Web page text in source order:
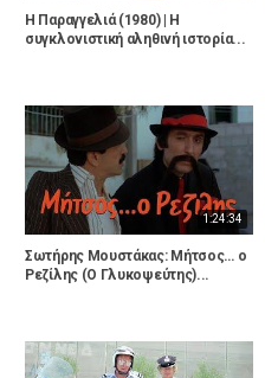
Η Παραγγελιά (1980) | Η
συγκλονιστική αληθινή ιστορία...
1:24:34
Σωτήρης Μουστάκας: Μήτσος… ο
Ρεζίλης (Ο Γλυκοψεύτης)...